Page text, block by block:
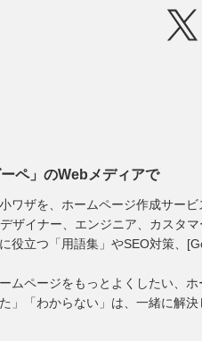
ペ」のWebメディアで
ワザを、ホームページ作成サービ
ザイナー、エンジニア、カスタマ
役立つ「用語集」やSEO対策、
ムページをもっとよくしたい、
」「わからない」は、一緒に解決